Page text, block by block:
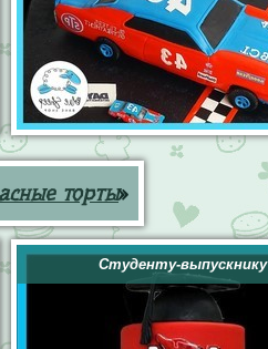
торты»
Студенту-выпускнику